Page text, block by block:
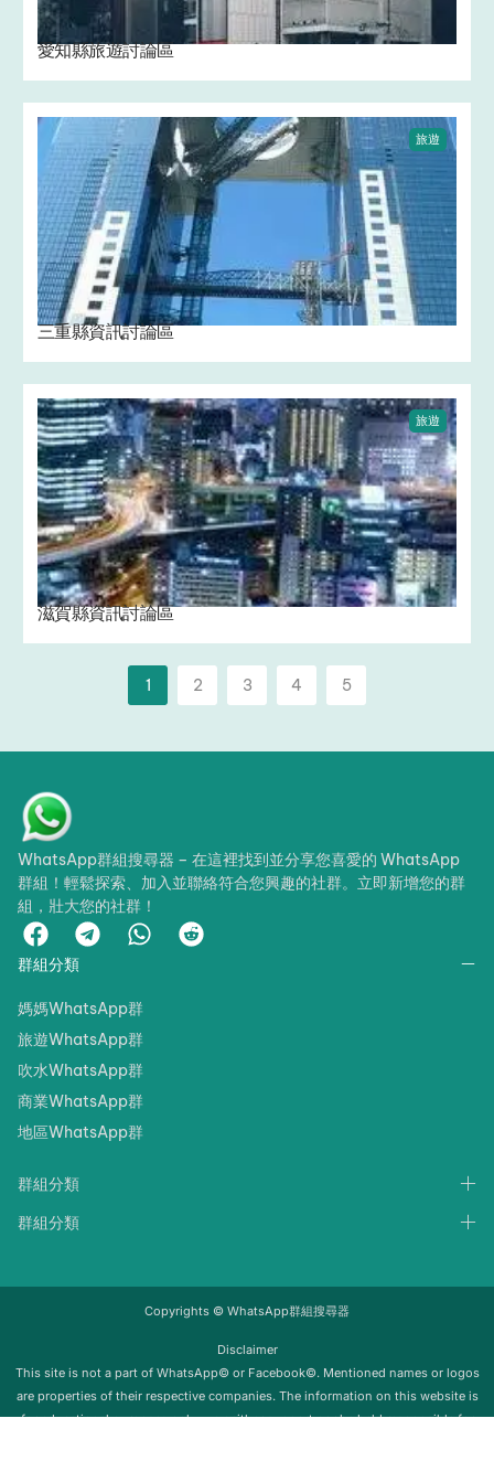
愛知縣旅遊討論區
旅遊
三重縣資訊討論區
旅遊
滋賀縣資訊討論區
1 2 3 4 5
WhatsApp群組搜尋器 – 在這裡找到並分享您喜愛的 WhatsApp
群組！輕鬆探索、加入並聯絡符合您興趣的社群。立即新增您的群
組，壯大您的社群！
群組分類
媽媽WhatsApp群
旅遊WhatsApp群
吹水WhatsApp群
商業WhatsApp群
地區WhatsApp群
群組分類
群組分類
Copyrights © WhatsApp群組搜尋器
Disclaimer
‍‍This site is not a part of WhatsApp© or Facebook©. Mentioned names or logos
are properties of their respective companies. The information on this website is
for educational purposes only; we neither support nor be held responsible for